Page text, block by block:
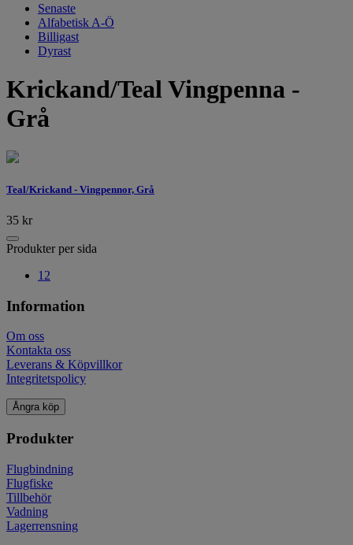
Senaste
Alfabetisk A-Ö
Billigast
Dyrast
Krickand/Teal Vingpenna -
Grå
Teal/Krickand - Vingpennor, Grå
35 kr
Produkter per sida
12
Information
Om oss
Kontakta oss
Leverans & Köpvillkor
Integritetspolicy
Ångra köp
Produkter
Flugbindning
Flugfiske
Tillbehör
Vadning
Lagerrensning